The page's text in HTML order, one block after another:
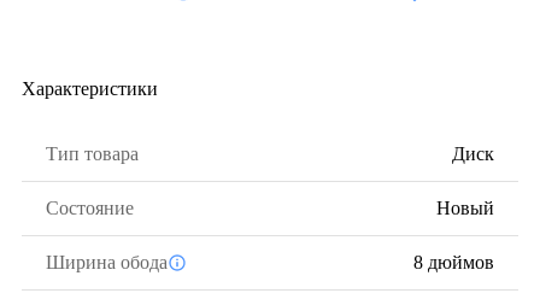
Характеристики
Тип товара Диск
Состояние Новый
Ширина обода 8 дюймов